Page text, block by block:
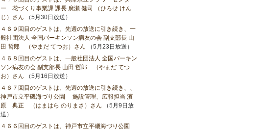
ー 花づくり事業課 課長 廣瀬 健司 （ひろせ けん
じ）さん （5月30日放送）
４６９回目のゲストは、先週の放送に引き続き、一
般社団法人 全国パーキンソン病友の会 副支部長 山
田 哲郎 （やまだ てつお）さん （5月23日放送）
４６８回目のゲストは、一般社団法人 全国パーキン
ソン病友の会 副支部長 山田 哲郎 （やまだ てつ
お）さん （5月16日放送）
４６７回目のゲストは、先週の放送に引き続き、、
神戸市立平磯海づり公園 施設管理、広報担当 濱
原 典正 （はまはら のりまさ）さん （5月9日放
送）
４６６回目のゲストは、神戸市立平磯海づり公園